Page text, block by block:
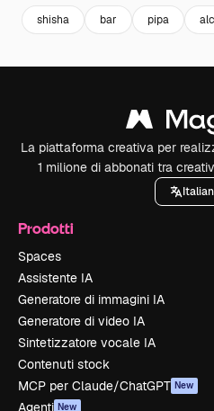
shisha bar pipa
La piattaforma creativa per
1 milione di abbonati tra
Prodotti
Spaces
Assistente IA
Generatore di immagini IA
Generatore di video IA
Sintetizzatore vocale IA
Contenuti stock
MCP per Claude/ChatGPT New
Agenti New